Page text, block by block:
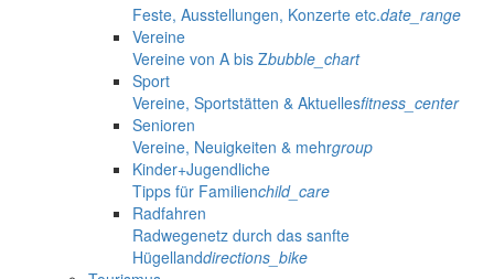
Feste, Ausstellungen, Konzerte etc.date_range
Vereine
Vereine von A bis Zbubble_chart
Sport
Vereine, Sportstätten & Aktuellesfitness_center
Senioren
Vereine, Neuigkeiten & mehrgroup
Kinder+Jugendliche
Tipps für Familienchild_care
Radfahren
Radwegenetz durch das sanfte
Hügellanddirections_bike